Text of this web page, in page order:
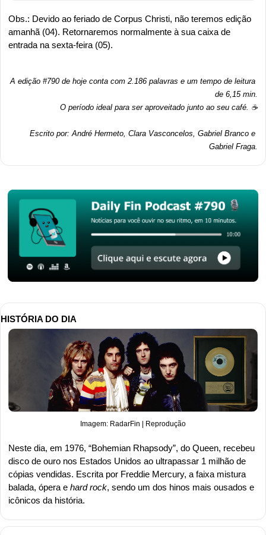
Obs.: Devido ao feriado de Corpus Christi, não teremos edição
amanhã (04). Retornaremos normalmente à sua caixa de
entrada na sexta-feira (05).
A edição #790 de hoje conta com 2.186 palavras e um tempo de leitura
de 6,15 min.
O período ideal para ser aproveitado junto ao seu café. ☕
Escrito por: André Hermeto, Clara Vasconcelos, Gabriel Branco e
Gabriel Fraga.
HISTÓRIA DO DIA
Imagem: RadarFin | Reprodução
Neste dia, em 1976, “Bohemian Rhapsody”, do Queen, recebeu
disco de ouro nos Estados Unidos ao ultrapassar 1 milhão de
cópias vendidas. Escrita por Freddie Mercury, a faixa mistura
balada, ópera e hard rock, sendo um dos hinos mais ousados e
icônicos da história.